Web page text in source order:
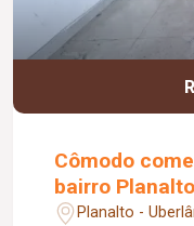
Cômodo
bairro Planalto
Planalto -